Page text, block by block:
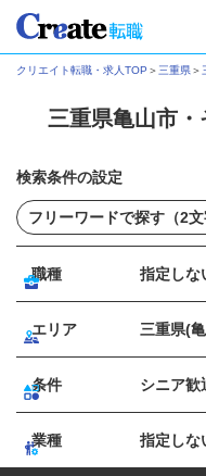
クリエイト転職・求人TOP ＞ 三重県＞
三重県亀山市
検索条件の設定
職種 指定しな
エリア 三重県(
条件 シニア歓
業種 指定しな